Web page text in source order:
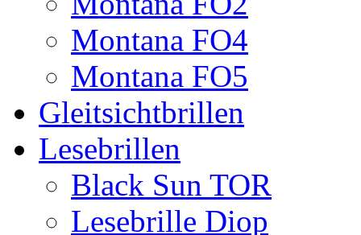
Montana FO4
Montana FO5
Gleitsichtbrillen
Lesebrillen
Black Sun TOR
Lesebrille Diop